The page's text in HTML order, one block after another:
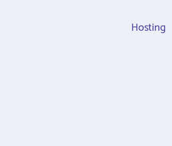
Hosting